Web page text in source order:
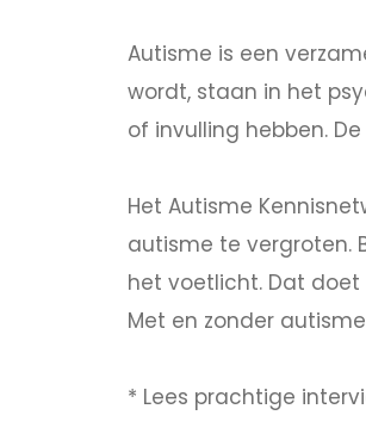
Autisme is een
wordt, staan in het
of invulling hebben.
Het Autisme
autisme te vergroten.
het voetlicht. Dat doet
Met en zonder
* Lees prachtige